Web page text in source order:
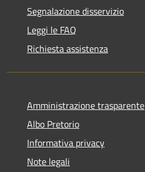
Segnalazione disservizio
Leggi le FAQ
Richiesta assistenza
Amministrazione trasparente
Albo Pretorio
Informativa privacy
Note legali